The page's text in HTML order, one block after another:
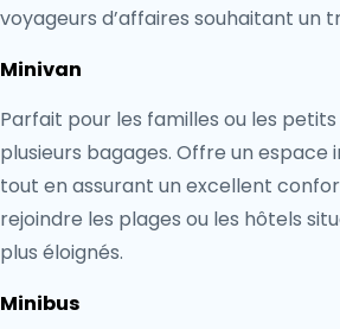
voyageurs d’affaires souhaitant un
Minivan
Parfait pour les familles ou les
plusieurs bagages. Offre un espace
tout en assurant un excellent
rejoindre les plages ou les hôtels
plus éloignés.
Minibus